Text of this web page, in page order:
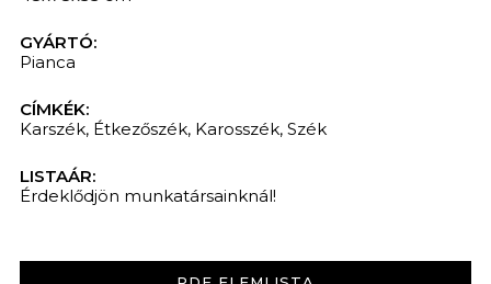
GYÁRTÓ:
Pianca
CÍMKÉK:
Karszék, Étkezőszék, Karosszék, Szék
LISTAÁR:
Érdeklődjön munkatársainknál!